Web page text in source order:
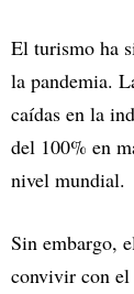
El turismo ha
la pandemia.
caídas en la
del 100% en
nivel mundial.
Sin embargo,
convivir con el